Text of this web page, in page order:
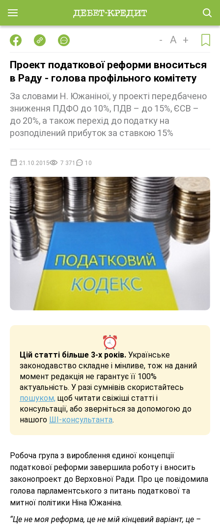
- A +
Проект податкової реформи вноситься
в Раду - голова профільного комітету
За словами Н. Южаніної, у проекті передбачено
зниження ПДФО до 10%, ПДВ – до 15%, ЄСВ –
до 20%, а також перехід до податку на
розподілений прибуток за ставкою 15%
21.10.2015 7 371 10
Цій статті більше 3-х років. Українське
законодавство складне і мінливе, тож на даний
момент редакція не гарантує її 100%
актуальність. У разі сумнівів скористайтесь
пошуком, щоб читати свіжіші статті і
консультації, або зверніться за допомогою до
нашого ШІ-консультанта.
Робоча група з вироблення єдиної концепції
податкової реформи завершила роботу і вносить
законопроект до Верховної Ради. Про це повідомила
голова парламентського з питань податкової та
митної політики Ніна Южаніна.
“Це не моя реформа, це не мій кінцевий варіант, це –